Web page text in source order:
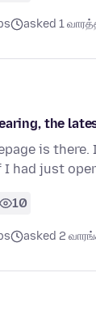
asked 1
the
is
I had just
10
asked 2